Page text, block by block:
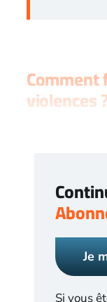
Comment
violences
Je
Si vous